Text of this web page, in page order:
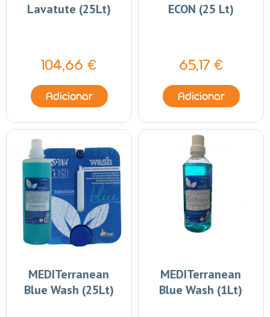
Lavatute (25Lt)
104,66 €
Adicionar
ECON (25 Lt)
65,17 €
Adicionar
MEDITerranean
Blue Wash (25Lt)
MEDITerranean
Blue Wash (1Lt)